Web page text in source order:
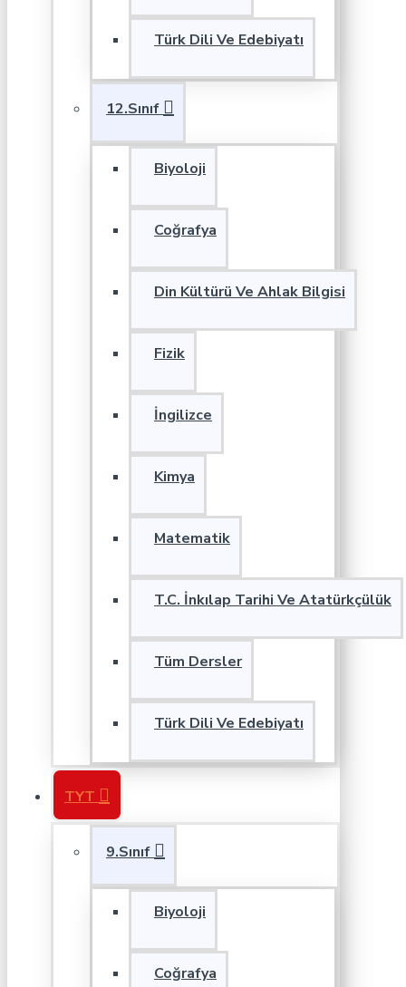
Türk Dili Ve Edebiyatı
12.Sınıf
Biyoloji
Coğrafya
Din Kültürü Ve Ahlak Bilgisi
Fizik
İngilizce
Kimya
Matematik
T.C. İnkılap Tarihi Ve Atatürkçülük
Tüm Dersler
Türk Dili Ve Edebiyatı
TYT
9.Sınıf
Biyoloji
Coğrafya